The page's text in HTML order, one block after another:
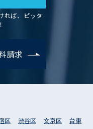
れば、ピッタ
請求
区 渋谷区 文京区
台東